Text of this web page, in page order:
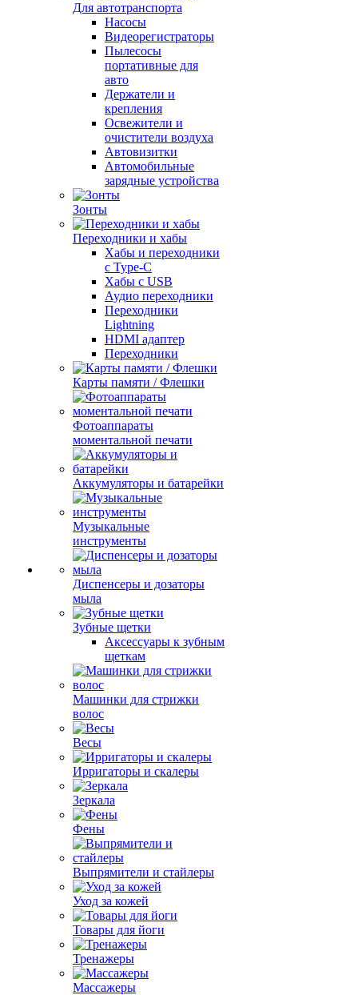
Для автотранспорта
Насосы
Видеорегистраторы
Пылесосы
портативные для
авто
Держатели и
крепления
Освежители и
очистители воздуха
Автовизитки
Автомобильные
зарядные устройства
Зонты
Переходники и хабы
Хабы и переходники
с Type-C
Хабы с USB
Аудио переходники
Переходники
Lightning
HDMI адаптер
Переходники
Карты памяти / Флешки
Фотоаппараты
моментальной печати
Аккумуляторы и батарейки
Музыкальные
инструменты
Диспенсеры и дозаторы
мыла
Зубные щетки
Аксессуары к зубным
щеткам
Машинки для стрижки
волос
Весы
Ирригаторы и скалеры
Зеркала
Фены
Выпрямители и стайлеры
Уход за кожей
Товары для йоги
Тренажеры
Массажеры